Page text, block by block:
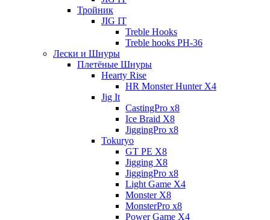
Тройник
JIG IT
Treble Hooks
Treble hooks PH-36
Лески и Шнуры
Плетёные Шнуры
Hearty Rise
HR Monster Hunter X4
Jig It
CastingPro x8
Ice Braid X8
JiggingPro x8
Tokuryo
GT PE X8
Jigging X8
JiggingPro x8
Light Game X4
Monster X8
MonsterPro x8
Power Game X4